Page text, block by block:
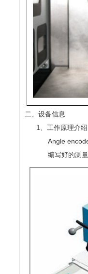
二、设备信息
1、工作原理介绍
Angle
编写好的测